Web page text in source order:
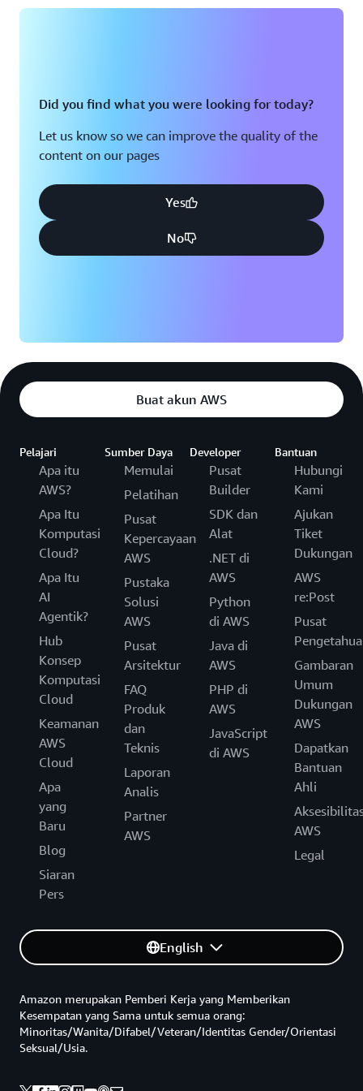
Did you find what you were looking for today?
Let us know so we can improve the quality of the
content on our pages
Yes
No
Buat akun AWS
Pelajari
Apa itu
AWS?
Apa Itu
Komputasi
Cloud?
Apa Itu
AI
Agentik?
Hub
Konsep
Komputasi
Cloud
Keamanan
AWS
Cloud
Apa
yang
Baru
Blog
Siaran
Pers
Sumber Daya
Memulai
Pelatihan
Pusat
Kepercayaan
AWS
Pustaka
Solusi
AWS
Pusat
Arsitektur
FAQ
Produk
dan
Teknis
Laporan
Analis
Partner
AWS
Developer
Pusat
Builder
SDK dan
Alat
.NET di
AWS
Python
di AWS
Java di
AWS
PHP di
AWS
JavaScript
di AWS
Bantuan
Hubungi
Kami
Ajukan
Tiket
Dukungan
AWS
re:Post
Pusat
Gambaran
Umum
Dukungan
AWS
Dapatkan
Bantuan
Ahli
AWS
Legal
English
Amazon merupakan Pemberi Kerja yang Memberikan
Kesempatan yang Sama untuk semua orang:
Minoritas/Wanita/Difabel/Veteran/Identitas Gender/Orientasi
Seksual/Usia.